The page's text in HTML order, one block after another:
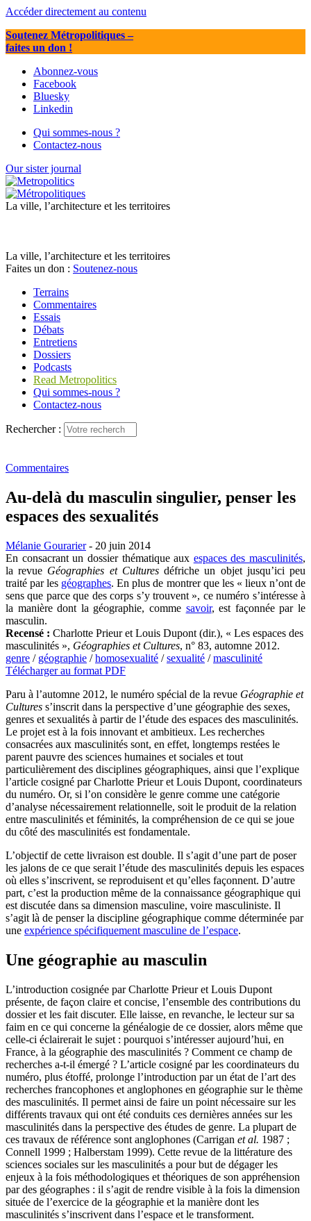
Accéder directement au contenu
Soutenez Métropolitiques–
faites un don !
Abonnez-vous
Facebook
Bluesky
Linkedin
Qui sommes-nous ?
Contactez-nous
Our sister journal
La ville, l’architecture et les territoires
La ville, l’architecture et les territoires
Faites un don : Soutenez-nous
Terrains
Commentaires
Essais
Débats
Entretiens
Dossiers
Podcasts
Read Metropolitics
Qui sommes-nous ?
Contactez-nous
Rechercher :
Commentaires
Au-delà du masculin singulier, penser les
espaces des sexualités
Mélanie Gourarier- 20 juin 2014
En consacrant un dossier thématique aux espaces des masculinités,
la revue Géographies et Culturesdéfriche un objet jusqu’ici peu
traité par les géographes. En plus de montrer que les « lieux n’ont de
sens que parce que des corps s’y trouvent », ce numéro s’intéresse à
la manière dont la géographie, comme savoir, est façonnée par le
masculin.
Recensé : Charlotte Prieur et Louis Dupont (dir.), « Les espaces des
masculinités », Géographies et Cultures, n° 83, automne 2012.
genre / géographie /homosexualité /sexualité /masculinité
Télécharger au format PDF
Paru à l’automne 2012, le numéro spécial de la revue Géographie et
Cultures s’inscrit dans la perspective d’une géographie des sexes,
genres et sexualités à partir de l’étude des espaces des masculinités.
Le projet est à la fois innovant et ambitieux. Les recherches
consacrées aux masculinités sont, en effet, longtemps restées le
parent pauvre des sciences humaines et sociales et tout
particulièrement des disciplines géographiques, ainsi que l’explique
l’article cosigné par Charlotte Prieur et Louis Dupont, coordinateurs
du numéro. Or, si l’on considère le genre comme une catégorie
d’analyse nécessairement relationnelle, soit le produit de la relation
entre masculinités et féminités, la compréhension de ce qui se joue
du côté des masculinités est fondamentale.
L’objectif de cette livraison est double. Il s’agit d’une part de poser
les jalons de ce que serait l’étude des masculinités depuis les espaces
où elles s’inscrivent, se reproduisent et qu’elles façonnent. D’autre
part, c’est la production même de la connaissance géographique qui
est discutée dans sa dimension masculine, voire masculiniste. Il
s’agit là de penser la discipline géographique comme déterminée par
une expérience spécifiquement masculine de l’espace.
Une géographie au masculin
L’introduction cosignée par Charlotte Prieur et Louis Dupont
présente, de façon claire et concise, l’ensemble des contributions du
dossier et les fait discuter. Elle laisse, en revanche, le lecteur sur sa
faim en ce qui concerne la généalogie de ce dossier, alors même que
celle-ci éclairerait le sujet : pourquoi s’intéresser aujourd’hui, en
France, à la géographie des masculinités ? Comment ce champ de
recherches a-t-il émergé ? L’article cosigné par les coordinateurs du
numéro, plus étoffé, prolonge l’introduction par un état de l’art des
recherches francophones et anglophones en géographie sur le thème
des masculinités. Il permet ainsi de faire un point nécessaire sur les
différents travaux qui ont été conduits ces dernières années sur les
masculinités dans la perspective des études de genre. La plupart de
ces travaux de référence sont anglophones (Carrigan et al. 1987 ;
Connell 1999 ; Halberstam 1999). Cette revue de la littérature des
sciences sociales sur les masculinités a pour but de dégager les
enjeux à la fois méthodologiques et théoriques de son appréhension
par des géographes : il s’agit de rendre visible à la fois la dimension
située de l’exercice de la géographie et la manière dont les
masculinités s’inscrivent dans l’espace et le transforment.